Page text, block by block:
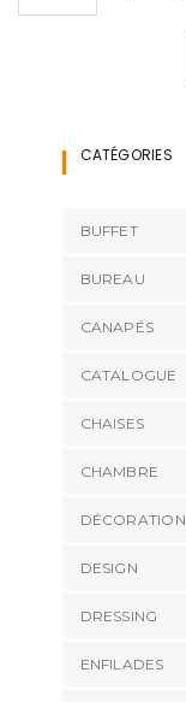
CATÉGORIES
BUFFET
BUREAU
CANAPÉS
CATALOGUE
CHAISES
CHAMBRE
DÉCORATION
DESIGN
DRESSING
ENFILADES